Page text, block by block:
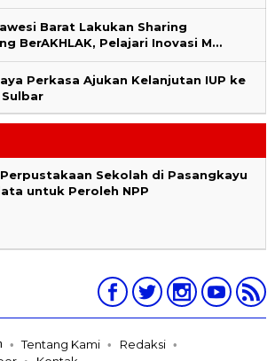
Barat Lakukan Sharing
BerAKHLAK, Pelajari Inovasi M…
Perkasa Ajukan Kelanjutan IUP ke
Sulbar
Sekolah di Pasangkayu
untuk Peroleh NPP
Tentang Kami
Redaksi